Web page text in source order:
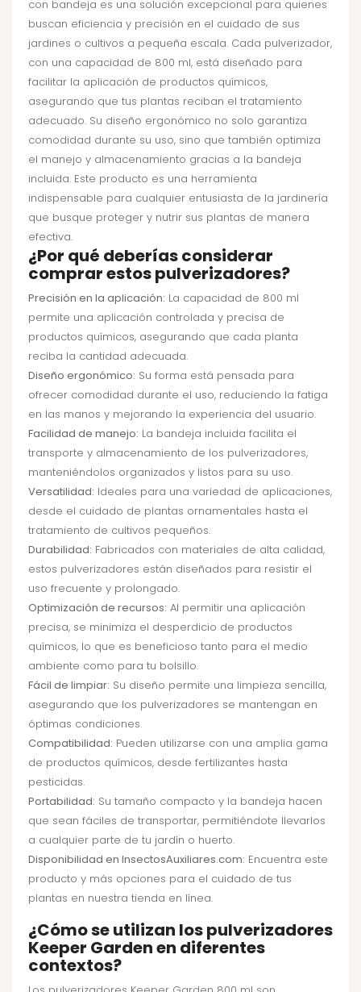
con bandeja es una solución excepcional para quienes
buscan eficiencia y precisión en el cuidado de sus
jardines o cultivos a pequeña escala. Cada pulverizador,
con una capacidad de 800 ml, está diseñado para
facilitar la aplicación de productos químicos,
asegurando que tus plantas reciban el tratamiento
adecuado. Su diseño ergonómico no solo garantiza
comodidad durante su uso, sino que también optimiza
el manejo y almacenamiento gracias a la bandeja
incluida. Este producto es una herramienta
indispensable para cualquier entusiasta de la jardinería
que busque proteger y nutrir sus plantas de manera
efectiva.
¿Por qué deberías considerar
comprar estos pulverizadores?
Precisión en la aplicación: La capacidad de 800 ml
permite una aplicación controlada y precisa de
productos químicos, asegurando que cada planta
reciba la cantidad adecuada.
Diseño ergonómico: Su forma está pensada para
ofrecer comodidad durante el uso, reduciendo la fatiga
en las manos y mejorando la experiencia del usuario.
Facilidad de manejo: La bandeja incluida facilita el
transporte y almacenamiento de los pulverizadores,
manteniéndolos organizados y listos para su uso.
Versatilidad: Ideales para una variedad de aplicaciones,
desde el cuidado de plantas ornamentales hasta el
tratamiento de cultivos pequeños.
Durabilidad: Fabricados con materiales de alta calidad,
estos pulverizadores están diseñados para resistir el
uso frecuente y prolongado.
Optimización de recursos: Al permitir una aplicación
precisa, se minimiza el desperdicio de productos
químicos, lo que es beneficioso tanto para el medio
ambiente como para tu bolsillo.
Fácil de limpiar: Su diseño permite una limpieza sencilla,
asegurando que los pulverizadores se mantengan en
óptimas condiciones.
Compatibilidad: Pueden utilizarse con una amplia gama
de productos químicos, desde fertilizantes hasta
pesticidas.
Portabilidad: Su tamaño compacto y la bandeja hacen
que sean fáciles de transportar, permitiéndote llevarlos
a cualquier parte de tu jardín o huerto.
Disponibilidad en InsectosAuxiliares.com: Encuentra este
producto y más opciones para el cuidado de tus
plantas en nuestra tienda en línea.
¿Cómo se utilizan los pulverizadores
Keeper Garden en diferentes
contextos?